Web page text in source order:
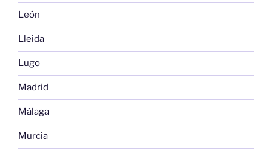
León
Lleida
Lugo
Madrid
Málaga
Murcia